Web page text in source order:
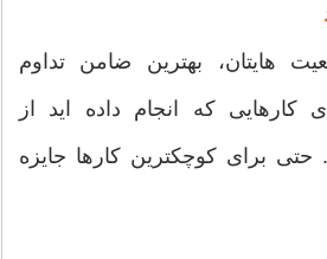
هایتان، بهترین ضامن تداوم
که انجام داده اید از
حتی برای کوچکترین کارها جایزه